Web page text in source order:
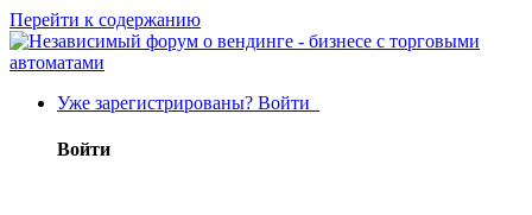
Перейти к содержанию
Уже зарегистрированы? Войти
Войти